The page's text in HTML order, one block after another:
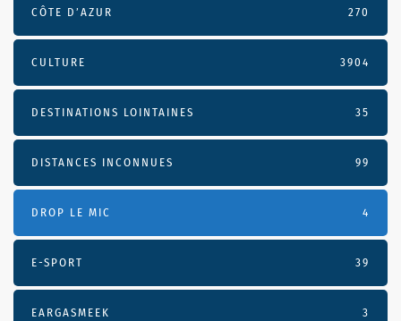
CÔTE D’AZUR 270
CULTURE 3904
DESTINATIONS LOINTAINES 35
DISTANCES INCONNUES 99
DROP LE MIC 4
E-SPORT 39
EARGASMEEK 3